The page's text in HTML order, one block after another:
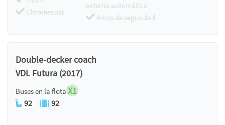
Chromecast
externo automático
Arcos de seguridad
Double-decker coach
VDL Futura (2017)
Buses en la flota X1
92 92